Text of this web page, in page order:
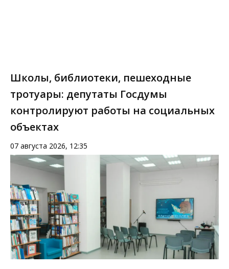
Школы, библиотеки, пешеходные
тротуары: депутаты Госдумы
контролируют работы на социальных
объектах
07 августа 2026, 12:35